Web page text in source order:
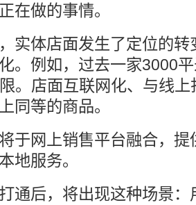
在做的事情。
实体店面发生了定位的
。例如，过去一家3000
。店面互联网化、与线
同等的商品。
于网上销售平台融合，
地服务。
通后，将出现这种场景